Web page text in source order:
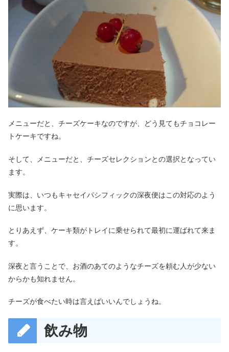
メニューだと、チーズケーキなのですが、どう見てもチョコレー
トケーキですね。
そして、メニューだと、チーズセレクションとの選択となってい
ます。
実際は、いつもキャセイパシフィックの深夜便はこの対応のよう
に思います。
とりあえず、ケーキ類がトレイに乗せられて最初に運ばれて来ま
す。
深夜と言うことで、お酒のあてのようなチーズを頼む人が少ない
からかも知れません。
チーズが食べたい時は言えばいいんでしょうね。
飲み物